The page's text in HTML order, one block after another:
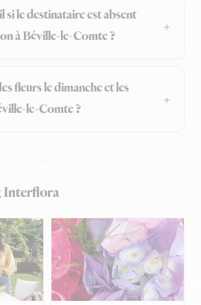
si le destinataire est absent
à Béville-le-Comte ?
fleurs le dimanche et les
le-Comte ?
Interflora